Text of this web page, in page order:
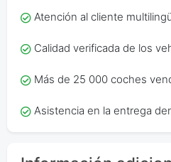
Atención al cliente
Calidad verificada de los
Más de 25 000 coches
Asistencia en la entrega